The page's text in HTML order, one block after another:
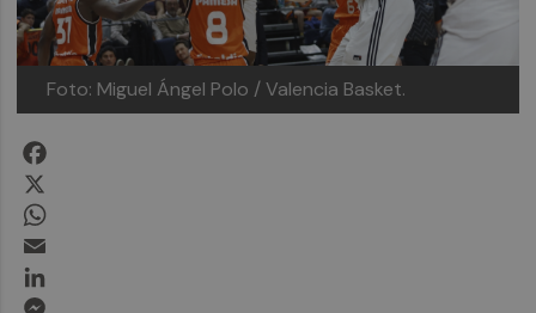
Foto: Miguel Ángel Polo / Valencia Basket.